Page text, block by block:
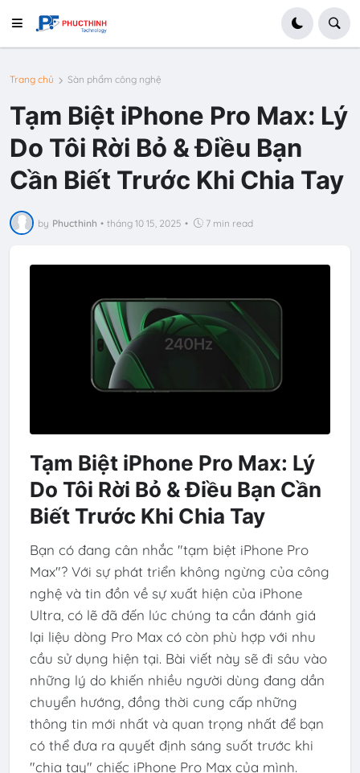
Trang chủ Sàn phẩm công nghệ
Tạm Biệt iPhone Pro Max: Lý
Do Tôi Rời Bỏ & Điều Bạn
Cần Biết Trước Khi Chia Tay
by Phucthinh • tháng 10 15, 2025 • 7 min read
Tạm Biệt iPhone Pro Max: Lý
Do Tôi Rời Bỏ & Điều Bạn Cần
Biết Trước Khi Chia Tay
Bạn có đang cân nhắc "tạm biệt iPhone Pro
Max"? Với sự phát triển không ngừng của công
nghệ và tin đồn về sự xuất hiện của iPhone
Ultra, có lẽ đã đến lúc chúng ta cần đánh giá
lại liệu dòng Pro Max có còn phù hợp với nhu
cầu sử dụng hiện tại. Bài viết này sẽ đi sâu vào
những lý do khiến nhiều người dùng đang dần
chuyển hướng, đồng thời cung cấp những
thông tin mới nhất và quan trọng nhất để bạn
có thể đưa ra quyết định sáng suốt trước khi
"chia tay" chiếc iPhone Pro Max của mình.